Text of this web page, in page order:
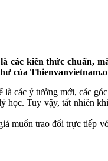
kiến thức chuẩn,
của
các ý tưởng mới, các
Tuy vậy, tất nhiên
muốn trao đổi trực tiếp